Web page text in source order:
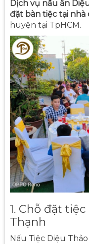
Dịch vụ nấu ăn
đặt bàn tiệc tại
huyện tại TpHCM.
1. Chỗ đặt
Thạnh
Nấu Tiệc Diệu